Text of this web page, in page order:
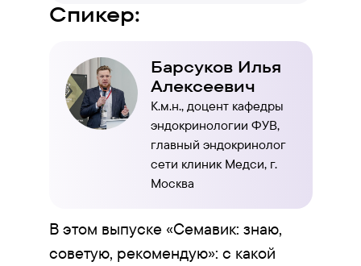
Спикер:
Барсуков Илья
Алексеевич
К.м.н., доцент кафедры
эндокринологии ФУВ,
главный эндокринолог
сети клиник Медси, г.
Москва
В этом выпуске «Семавик: знаю,
советую, рекомендую»: c какой